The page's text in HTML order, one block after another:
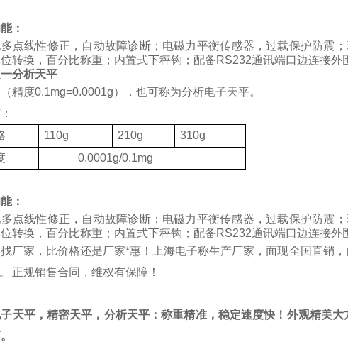
：
点线性修正，自动故障诊断；电磁力平衡传感器，过载保护防震
转换，百分比称重；内置式下秤钩；配备RS232通讯端口边连接外
分析天平
精度0.1mg=0.0001g），也可称为分析电子天平。
110g 210g
310g
0.0001g/0.1mg
：
点线性修正，自动故障诊断；电磁力平衡传感器，过载保护防震
转换，百分比称重；内置式下秤钩；配备RS232通讯端口边连接外
厂家，比价格还是厂家*惠！上海电子称生产厂家，面现全国直销
正规销售合同，维权有保障！
天平，精密天平，分析天平：称重精准，稳定速度快！外观精美